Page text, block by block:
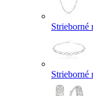
Strieborné
Strieborné